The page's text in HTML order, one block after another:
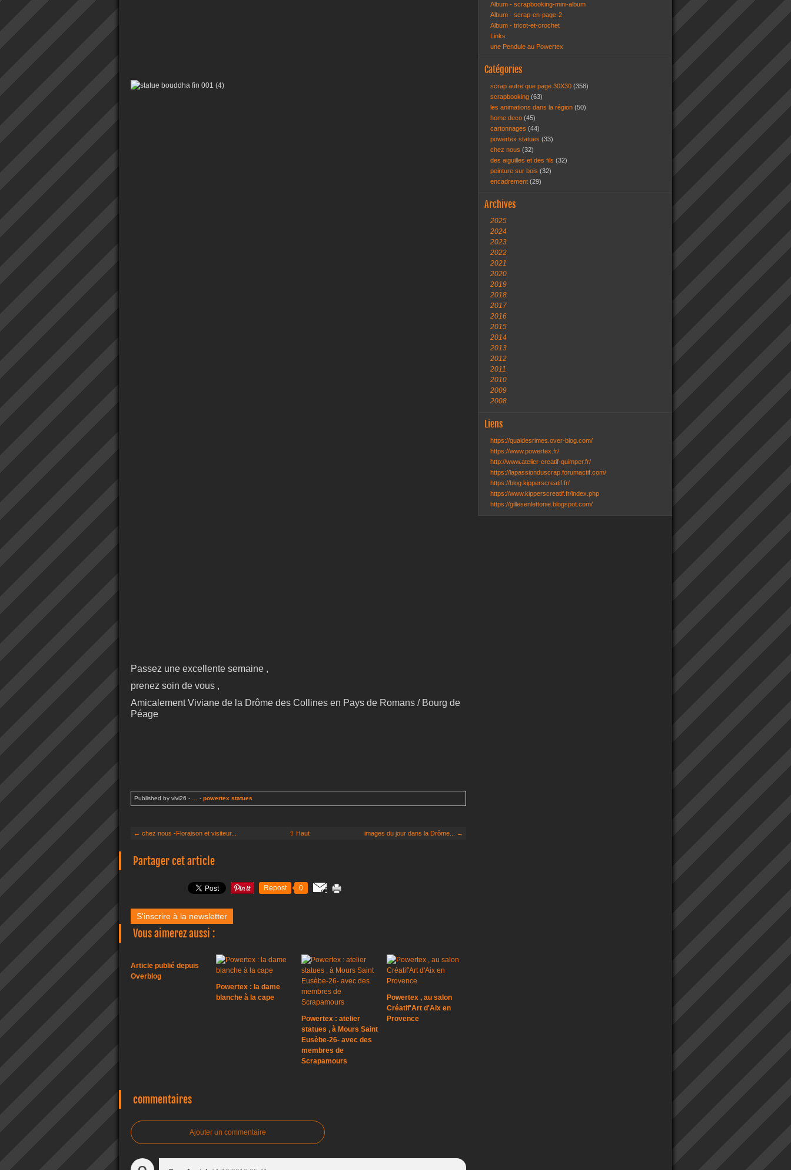
Passez une excellente semaine ,
prenez soin de vous ,
Amicalement Viviane de la Drôme des Collines en Pays de Romans / Bourg de
Péage
Published by vivi26 - - powertex statues
← chez nous -Floraison et visiteur... ⇧ Haut images du jour dans la Drôme... →
Partager cet article
Repost 0
S'inscrire à la newsletter
Vous aimerez aussi :
Article publié depuis
Overblog
Powertex : la dame
blanche à la cape
Powertex : atelier
statues , à Mours Saint
Eusèbe-26- avec des
membres de
Scrapamours
Powertex , au salon
Créatif'Art d'Aix en
Provence
commentaires
Ajouter un commentaire
Album - scrapbooking-mini-album
Album - scrap-en-page-2
Album - tricot-et-crochet
Links
une Pendule au Powertex
Catégories
scrap autre que page 30X30 (358)
scrapbooking (63)
les animations dans la région (50)
home deco (45)
cartonnages (44)
powertex statues (33)
chez nous (32)
des aiguilles et des fils (32)
peinture sur bois (32)
encadrement (29)
Archives
2025
2024
2023
2022
2021
2020
2019
2018
2017
2016
2015
2014
2013
2012
2011
2010
2009
2008
Liens
https://quaidesrimes.over-blog.com/
https://www.powertex.fr/
http://www.atelier-creatif-quimper.fr/
https://lapassionduscrap.forumactif.com/
https://blog.kipperscreatif.fr/
https://www.kipperscreatif.fr/index.php
https://gillesenlettonie.blogspot.com/